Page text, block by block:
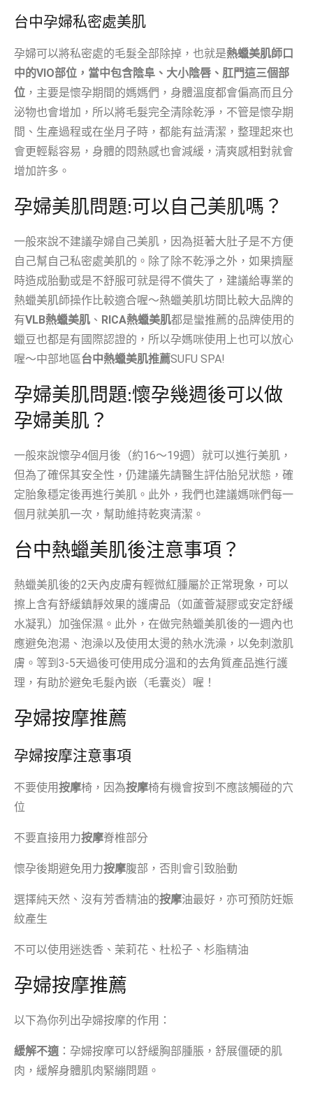
台中孕婦私密處美肌
孕婦可以將私密處的毛髮全部除掉，也就是熱蠟美肌師口
中的VIO部位，當中包含陰阜、大小陰唇、肛門這三個部
位 ，主要是懷孕期間的媽媽們，身體溫度都會偏高而且分
泌物也會增加，所以將毛髮完全清除乾淨，不管是懷孕期
間、生產過程或在坐月子時，都能有益清潔，整理起來也
會更輕鬆容易，身體的悶熱感也會減緩，清爽感相對就會
增加許多。
孕婦美肌問題:可以自己美肌嗎？
一般來說不建議孕婦自己美肌，因為挺著大肚子是不方便
自己幫自己私密處美肌的。除了除不乾淨之外，如果擠壓
時造成胎動或是不舒服可就是得不償失了，建議給專業的
熱蠟美肌師操作比較適合喔～熱蠟美肌坊間比較大品牌的
有VLB熱蠟美肌 、 RICA熱蠟美肌都是蠻推薦的品牌使用的
蠟豆也都是有國際認證的，所以孕媽咪使用上也可以放心
喔～中部地區台中熱蠟美肌推薦SUFU SPA!
孕婦美肌問題:懷孕幾週後可以做
孕婦美肌 ？
一般來說懷孕4個月後（約16～19週）就可以進行美肌，
但為了確保其安全性，仍建議先請醫生評估胎兒狀態，確
定胎象穩定後再進行美肌。此外，我們也建議媽咪們每一
個月就美肌一次，幫助維持乾爽清潔。
台中熱蠟美肌後注意事項？
熱蠟美肌後的2天內皮膚有輕微紅腫屬於正常現象，可以
擦上含有舒緩鎮靜效果的護膚品（如蘆薈凝膠或安定舒緩
水凝乳）加強保濕。此外，在做完熱蠟美肌後的一週內也
應避免泡湯、泡澡以及使用太燙的熱水洗澡，以免刺激肌
膚。等到3-5天過後可使用成分溫和的去角質產品進行護
理，有助於避免毛髮內嵌（毛囊炎）喔！
孕婦按摩推薦
孕婦按摩注意事項
不要使用按摩椅，因為按摩椅有機會按到不應該觸碰的穴
位
不要直接用力按摩脊椎部分
懷孕後期避免用力按摩腹部，否則會引致胎動
選擇純天然、沒有芳香精油的按摩油最好，亦可預防妊娠
紋產生
不可以使用迷迭香、茉莉花、杜松子、杉脂精油
孕婦按摩推薦
以下為你列出孕婦按摩的作用：
緩解不適 ：孕婦按摩可以舒緩胸部腫脹，舒展僵硬的肌
肉，緩解身體肌肉緊繃問題。